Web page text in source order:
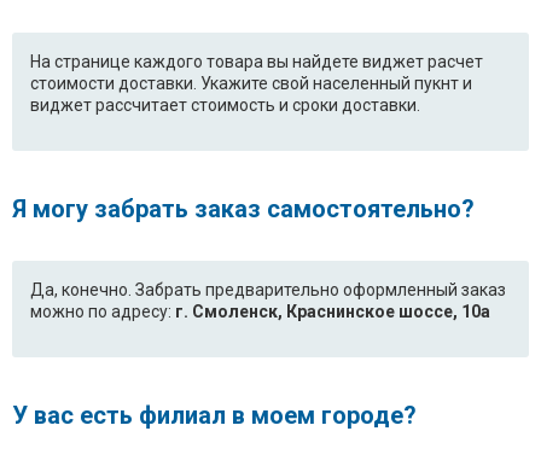
На странице каждого товара вы найдете виджет расчет
стоимости доставки. Укажите свой населенный пукнт и
виджет рассчитает стоимость и сроки доставки.
Я могу забрать заказ самостоятельно?
Да, конечно. Забрать предварительно оформленный заказ
можно по адресу: г. Смоленск, Краснинское шоссе, 10а
У вас есть филиал в моем городе?